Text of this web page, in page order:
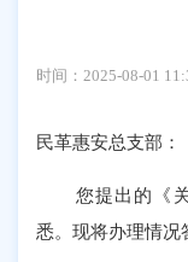
时间：2025-08-01
民革惠安总支部：
您提出的《关
悉。现将办理情况